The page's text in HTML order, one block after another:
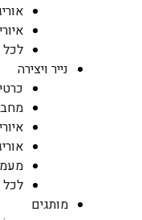
נייר ויצירה
מותגים